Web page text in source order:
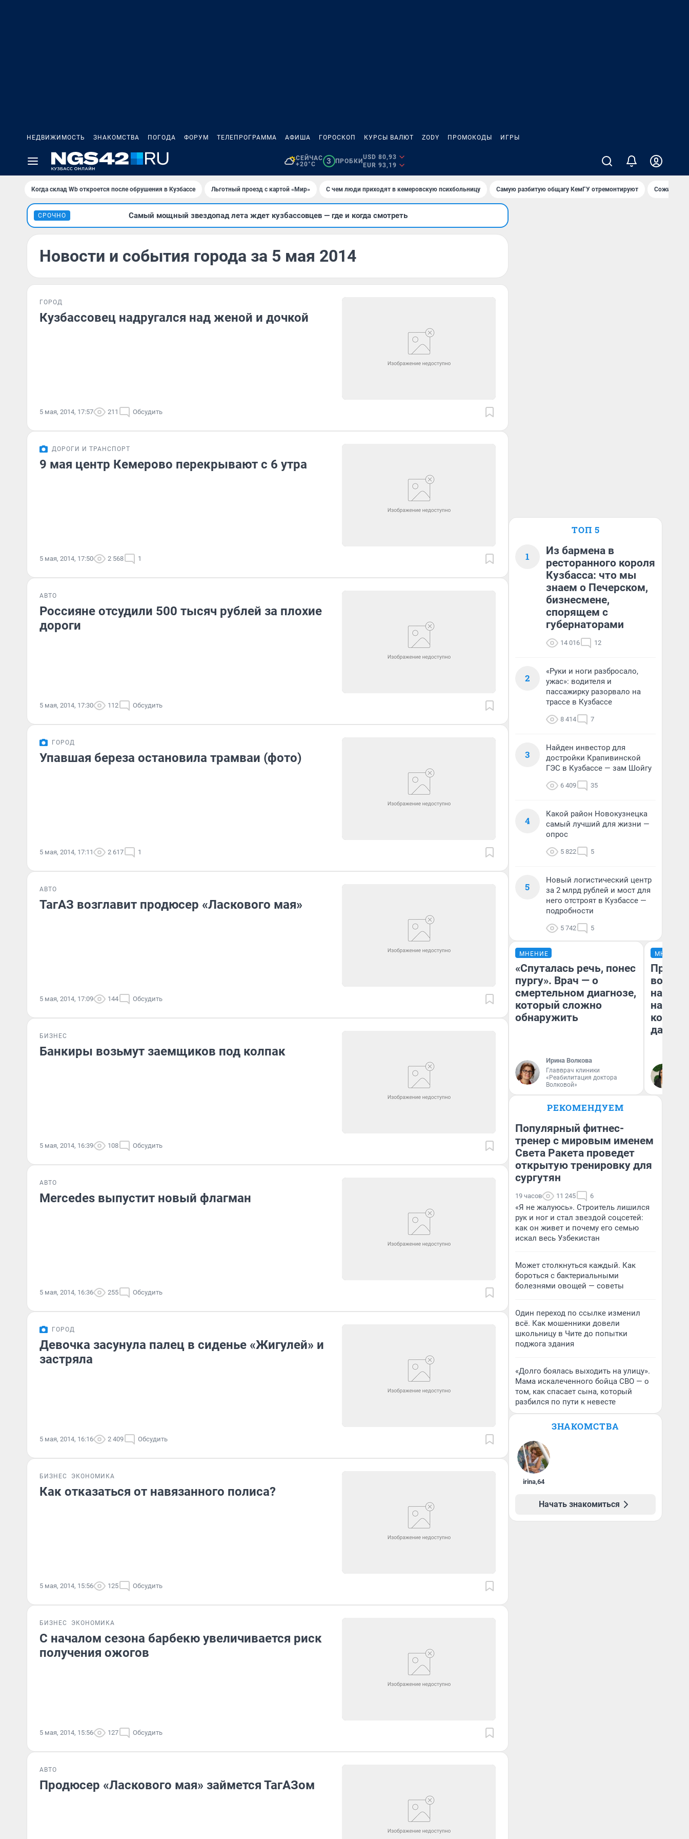
НЕДВИЖИМОСТЬ ЗНАКОМСТВА ПОГОДА ФОРУМ ТЕЛЕПРОГРАММА АФИША ГОРОСКОП КУРСЫ ВАЛЮТ ZODY ПРОМОКОДЫ ИГРЫ
СЕЙЧАС
+20°C
3 ПРОБКИ
USD 80,93
EUR 93,19
Когда склад Wb откроется после обрушения в Кузбассе Льготный проезд с картой «Мир» С чем люди приходят в кемеровскую психбольницу Самую разбитую общагу КемГУ отремонтируют
СРОЧНО Самый мощный звездопад лета ждет кузбассовцев — где и когда смотреть
Новости и события города за 5 мая 2014
ГОРОД
Кузбассовец надругался над женой и дочкой
5 мая, 2014, 17:57 211 Обсудить
ДОРОГИ И ТРАНСПОРТ
9 мая центр Кемерово перекрывают с 6 утра
5 мая, 2014, 17:50 2 568 1
АВТО
Россияне отсудили 500 тысяч рублей за плохие
дороги
5 мая, 2014, 17:30 112 Обсудить
ГОРОД
Упавшая береза остановила трамваи (фото)
5 мая, 2014, 17:11 2 617 1
АВТО
ТагАЗ возглавит продюсер «Ласкового мая»
5 мая, 2014, 17:09 144 Обсудить
БИЗНЕС
Банкиры возьмут заемщиков под колпак
5 мая, 2014, 16:39 108 Обсудить
АВТО
Mercedes выпустит новый флагман
5 мая, 2014, 16:36 255 Обсудить
ГОРОД
Девочка засунула палец в сиденье «Жигулей» и
застряла
5 мая, 2014, 16:16 2 409 Обсудить
БИЗНЕС ЭКОНОМИКА
Как отказаться от навязанного полиса?
5 мая, 2014, 15:56 125 Обсудить
БИЗНЕС ЭКОНОМИКА
С началом сезона барбекю увеличивается риск
получения ожогов
5 мая, 2014, 15:56 127 Обсудить
АВТО
Продюсер «Ласкового мая» займется ТагАЗом
ТОП 5
1
Из бармена в
ресторанного короля
Кузбасса: что мы
знаем о Печерском,
бизнесмене,
спорящем с
губернаторами
14 016 12
2
«Руки и ноги разбросало,
ужас»: водителя и
пассажирку разорвало на
трассе в Кузбассе
8 414 7
3
Найден инвестор для
достройки Крапивинской
ГЭС в Кузбассе — зам Шойгу
6 409 35
4
Какой район Новокузнецка
самый лучший для жизни —
опрос
5 822 5
5
Новый логистический центр
за 2 млрд рублей и мост для
него отстроят в Кузбассе —
подробности
5 742 5
МНЕНИЕ
«Спуталась речь, понес
пургу». Врач — о
смертельном диагнозе,
который сложно
обнаружить
Ирина Волкова
Главврач клиники
«Реабилитация доктора
Волковой»
МНЕНИЕ
нам
даже
РЕКОМЕНДУЕМ
Популярный фитнес-
тренер с мировым именем
Света Ракета проведет
открытую тренировку для
сургутян
19 часов 11 245 6
«Я не жалуюсь». Строитель лишился
рук и ног и стал звездой соцсетей:
как он живет и почему его семью
искал весь Узбекистан
Может столкнуться каждый. Как
бороться с бактериальными
болезнями овощей — советы
Один переход по ссылке изменил
всё. Как мошенники довели
школьницу в Чите до попытки
поджога здания
«Долго боялась выходить на улицу».
Мама искалеченного бойца СВО — о
том, как спасает сына, который
разбился по пути к невесте
ЗНАКОМСТВА
irina,64
Начать знакомиться